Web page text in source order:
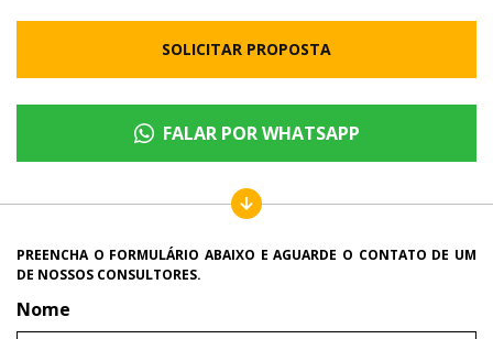
SOLICITAR PROPOSTA
FALAR POR WHATSAPP
PREENCHA O FORMULÁRIO ABAIXO E AGUARDE O CONTATO DE UM
DE NOSSOS CONSULTORES.
Nome